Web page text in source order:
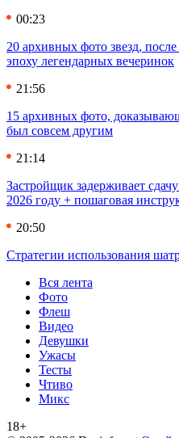
00:23
20 архивных фото звезд, после
эпоху легендарных вечеринок
21:56
15 архивных фото,
был совсем другим
21:14
Застройщик задерживает
2026 году + пошаговая
20:50
Стратегии использования
Вся лента
Фото
Флеш
Видео
Девушки
Ужасы
Тесты
Чтиво
Микс
18+